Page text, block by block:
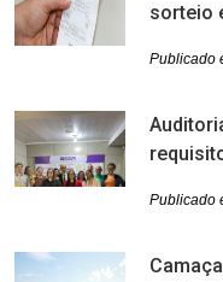
sorteio
Publicado
Publicado